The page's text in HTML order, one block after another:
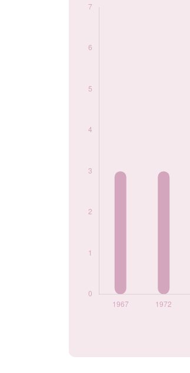
Popularité du
1977
5
1980
1983